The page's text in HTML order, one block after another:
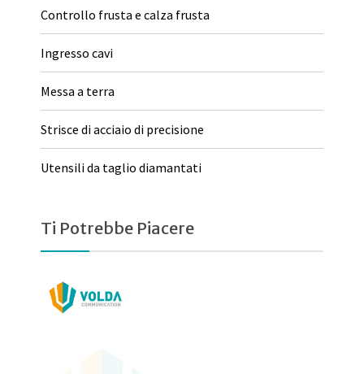
Controllo frusta e calza frusta
Ingresso cavi
Messa a terra
Strisce di acciaio di precisione
Utensili da taglio diamantati
Ti Potrebbe Piacere